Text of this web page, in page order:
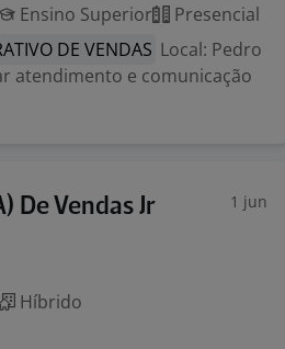
Ensino Superior
Presencial
DE VENDAS Local: Pedro
atendimento e comunicação
De Vendas Jr 1 jun
Híbrido